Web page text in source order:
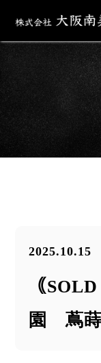
2025.10.15
｟
園 蔦